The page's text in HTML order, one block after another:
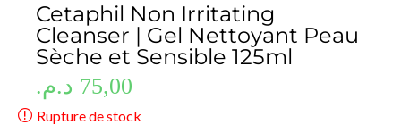
Cetaphil Non Irritating
Cleanser | Gel Nettoyant Peau
Sèche et Sensible 125ml
75,00 د.م.
Rupture de stock